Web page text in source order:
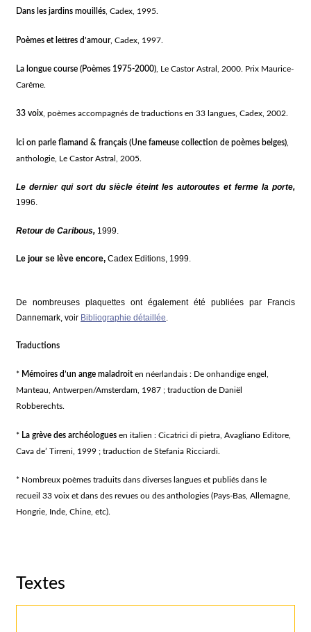
Dans les jardins mouillés Cadex, 1995.
Poèmes et lettres d’amour, Cadex, 1997.
La longue course (Poèmes 1975-2000) Le Castor Astral, 2000. Prix Maurice-
Carême.
33 voix, poèmes accompagnés de traductions en 33 langues, Cadex, 2002.
Ici on parle flamand & français (Une fameuse collection de poèmes belges)
anthologie, Le Castor Astral, 2005.
Le dernier qui sort du siècle éteint les autoroutes et ferme la porte,
1996.
Retour de Caribous, 1999.
Le jour se lève encore, Cadex Editions, 1999.
De nombreuses plaquettes ont également été publiées par Francis
Dannemark, voir Bibliographie détaillée
Traductions
* Mémoires d’un ange maladroit en néerlandais : De onhandige engel,
Manteau, Antwerpen/Amsterdam, 1987 ; traduction de Daniël
Robberechts.
* La grève des archéologues en italien : Cicatrici di pietra , Avagliano Editore,
Cava de’ Tirreni, 1999 ; traduction de Stefania Ricciardi.
* Nombreux poèmes traduits dans diverses langues et publiés dans le
recueil 33 voix et dans des revues ou des anthologies (Pays-Bas, Allemagne,
Hongrie, Inde, Chine, etc).
Textes